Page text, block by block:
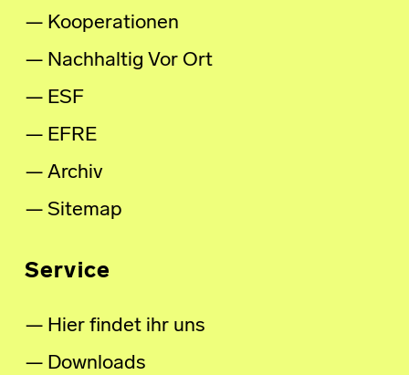
Kooperationen
Nachhaltig Vor Ort
ESF
EFRE
Archiv
Sitemap
Service
Hier findet ihr uns
Downloads